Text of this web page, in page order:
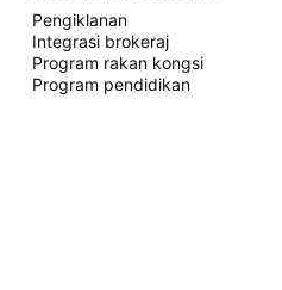
Pengiklanan
Integrasi brokeraj
Program rakan kongsi
Program pendidikan